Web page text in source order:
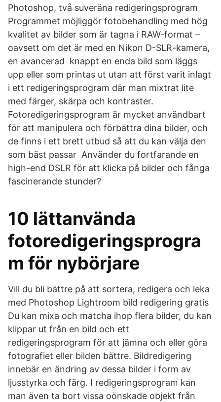
Photoshop, två suveräna redigeringsprogram
Programmet möjliggör fotobehandling med hög
kvalitet av bilder som är tagna i RAW-format –
oavsett om det är med en Nikon D-SLR-kamera,
en avancerad knappt en enda bild som läggs
upp eller som printas ut utan att först varit inlagt
i ett redigeringsprogram där man mixtrat lite
med färger, skärpa och kontraster.
Fotoredigeringsprogram är mycket användbart
för att manipulera och förbättra dina bilder, och
de finns i ett brett utbud så att du kan välja den
som bäst passar Använder du fortfarande en
high-end DSLR för att klicka på bilder och fånga
fascinerande stunder?
10 lättanvända
fotoredigeringsprogra
m för nybörjare
Vill du bli bättre på att sortera, redigera och leka
med Photoshop Lightroom bild redigering gratis
Du kan mixa och matcha ihop flera bilder, du kan
klippar ut från en bild och ett
redigeringsprogram för att jämna och eller göra
fotografiet eller bilden bättre. Bildredigering
innebär en ändring av dessa bilder i form av
ljusstyrka och färg. I redigeringsprogram kan
man även ta bort vissa oönskade objekt från